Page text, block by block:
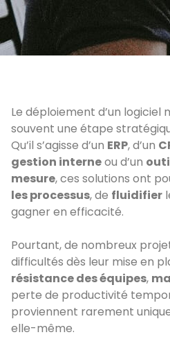
Le déploiement d’un
souvent une étape
Qu’il s’agisse d’un ERP, d’un
gestion interneou d’un
mesure, ces solutions ont
les processus, de fluidifier
gagner en efficacité.
Pourtant, de nombreux
difficultés dès leur mise en
résistance des équipes,
perte de productivité
proviennent rarement
elle-même.